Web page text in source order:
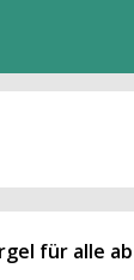
für alle ab